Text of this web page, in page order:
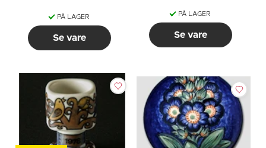
PÅ LAGER
Se vare
PÅ LAGER
Se vare